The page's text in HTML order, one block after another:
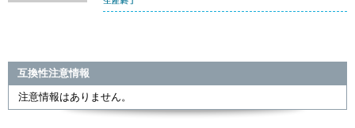
互換性注意情報
注意情報はありません。